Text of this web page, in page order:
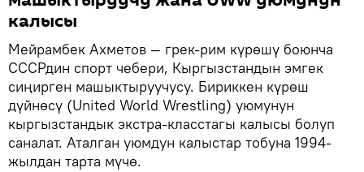
калысы
Мейрамбек Ахметов — грек-рим күрөшү боюнча
СССРдин спорт чебери, Кыргызстандын эмгек
сиңирген машыктыруучусу. Бириккен күрөш
дүйнөсү (United World Wrestling) уюмунун
кыргызстандык экстра-класстагы калысы болуп
саналат. Аталган уюмдун калыстар тобуна 1994-
жылдан тарта мүчө.